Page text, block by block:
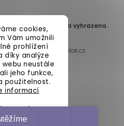
cookies,
Vám umožnili
prohlížení
díky analýze
webu neustále
jeho funkce,
použitelnost.
informací
s.r.o. . Všechna práva vyhrazena.
cookies
a nakódoval
Shoptak.cz